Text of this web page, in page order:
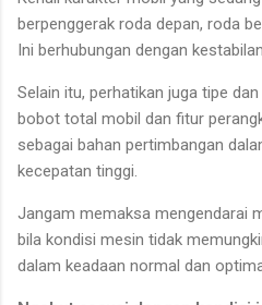
berpenggerak roda depan, roda
Ini berhubungan dengan
Selain itu, perhatikan juga tipe
bobot total mobil dan fitur
sebagai bahan pertimbangan
kecepatan tinggi.
Jangam memaksa mengendarai
bila kondisi mesin tidak
dalam keadaan normal dan